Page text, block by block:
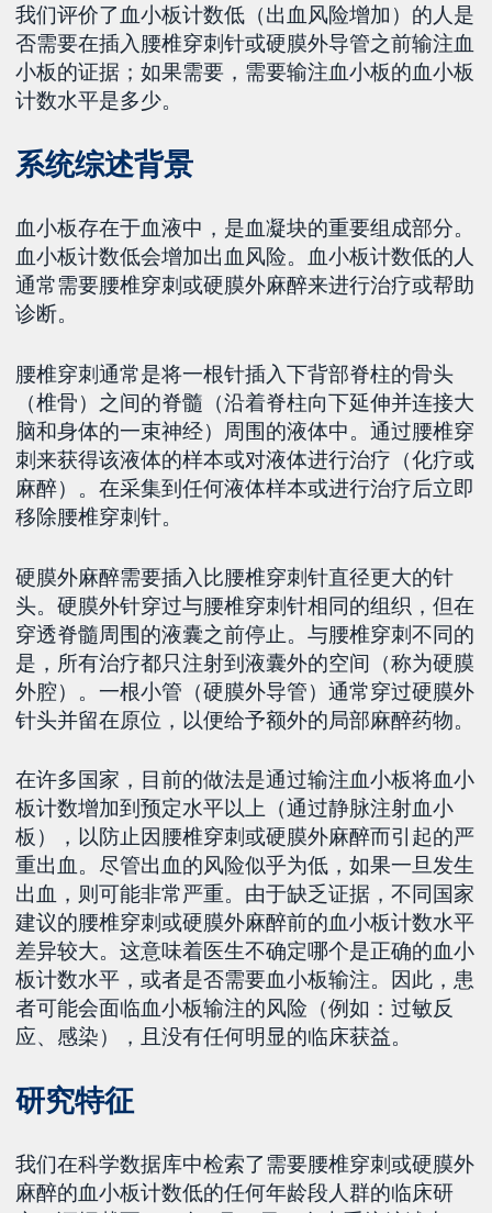
我们评价了血小板计数低（出血风险增加）的人是
否需要在插入腰椎穿刺针或硬膜外导管之前输注血
小板的证据；如果需要，需要输注血小板的血小板
计数水平是多少。
系统综述背景
血小板存在于血液中，是血凝块的重要组成部分。
血小板计数低会增加出血风险。血小板计数低的人
通常需要腰椎穿刺或硬膜外麻醉来进行治疗或帮助
诊断。
腰椎穿刺通常是将一根针插入下背部脊柱的骨头
（椎骨）之间的脊髓（沿着脊柱向下延伸并连接大
脑和身体的一束神经）周围的液体中。通过腰椎穿
刺来获得该液体的样本或对液体进行治疗（化疗或
麻醉）。在采集到任何液体样本或进行治疗后立即
移除腰椎穿刺针。
硬膜外麻醉需要插入比腰椎穿刺针直径更大的针
头。硬膜外针穿过与腰椎穿刺针相同的组织，但在
穿透脊髓周围的液囊之前停止。与腰椎穿刺不同的
是，所有治疗都只注射到液囊外的空间（称为硬膜
外腔）。一根小管（硬膜外导管）通常穿过硬膜外
针头并留在原位，以便给予额外的局部麻醉药物。
在许多国家，目前的做法是通过输注血小板将血小
板计数增加到预定水平以上（通过静脉注射血小
板），以防止因腰椎穿刺或硬膜外麻醉而引起的严
重出血。尽管出血的风险似乎为低，如果一旦发生
出血，则可能非常严重。由于缺乏证据，不同国家
建议的腰椎穿刺或硬膜外麻醉前的血小板计数水平
差异较大。这意味着医生不确定哪个是正确的血小
板计数水平，或者是否需要血小板输注。因此，患
者可能会面临血小板输注的风险（例如：过敏反
应、感染），且没有任何明显的临床获益。
研究特征
我们在科学数据库中检索了需要腰椎穿刺或硬膜外
麻醉的血小板计数低的任何年龄段人群的临床研